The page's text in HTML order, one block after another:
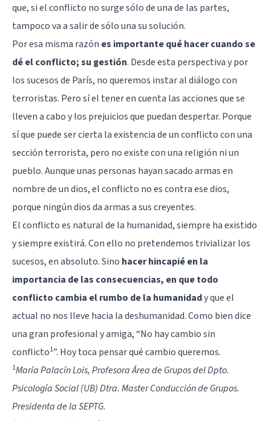
que, si el conflicto no surge sólo de una de las partes,
tampoco va a salir de sólo una su solución.
Por esa misma razón es importante qué hacer cuando se
dé el conflicto; su gestión. Desde esta perspectiva y por
los sucesos de París, no queremos instar al diálogo con
terroristas. Pero sí el tener en cuenta las acciones que se
lleven a cabo y los prejuicios que puedan despertar. Porque
sí que puede ser cierta la existencia de un conflicto con una
sección terrorista, pero no existe con una religión ni un
pueblo. Aunque unas personas hayan sacado armas en
nombre de un dios, el conflicto no es contra ese dios,
porque ningún dios da armas a sus creyentes.
El conflicto es natural de la humanidad, siempre ha existido
y siempre existirá. Con ello no pretendemos trivializar los
sucesos, en absoluto. Sino hacer hincapié en la
importancia de las consecuencias, en que todo
conflicto cambia el rumbo de la humanidady que el
actual no nos lleve hacia la deshumanidad. Como bien dice
una gran profesional y amiga, “No hay cambio sin
conflicto1”. Hoy toca pensar qué cambio queremos.
1María Palacín Lois,Profesora Área de Grupos del Dpto.
Psicología Social (UB) Dtra. Master Conducción de Grupos.
Presidenta de la SEPTG.